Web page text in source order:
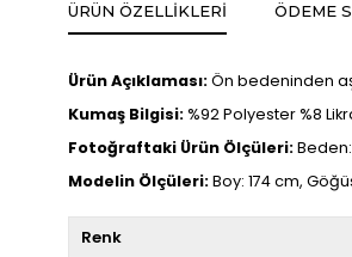
ÜRÜN ÖZELLIKLERI ÖDEME
Ürün Açıklaması:Ön bedeninden
Kumaş Bilgisi:%92 Polyester %8
Fotoğraftaki Ürün Ölçüleri:
Modelin Ölçüleri:Boy: 174 cm,
Renk